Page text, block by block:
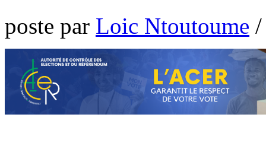
poste par Loic Ntoutoume